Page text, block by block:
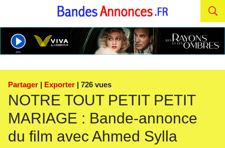
Partager | Exporter | 726 vues
NOTRE TOUT PETIT PETIT
MARIAGE : Bande-annonce
du film avec Ahmed Sylla